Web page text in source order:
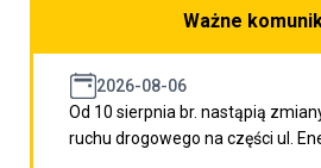
Ważne
2026-08-06
Od 10 sierpnia br. nastąpią
ruchu drogowego na części ul.